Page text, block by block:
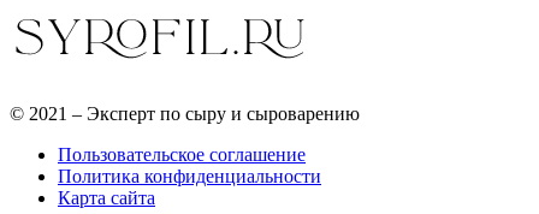
© 2021 – Эксперт по сыру и сыроварению
Пользовательское соглашение
Политика конфиденциальности
Карта сайта